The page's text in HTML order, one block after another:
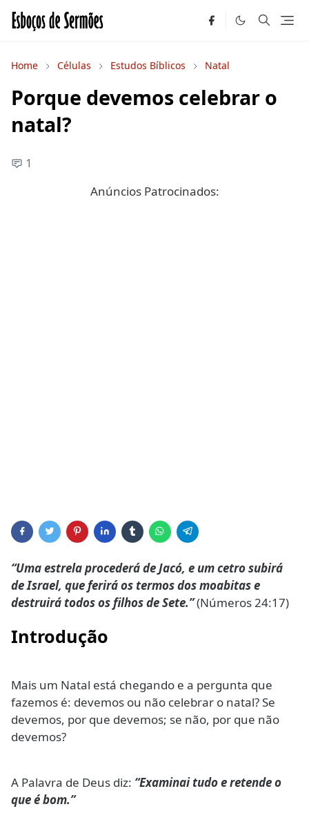
Home Células Estudos Bíblicos Natal
Porque devemos celebrar o
natal?
1
Anúncios Patrocinados:
“Uma estrela procederá de Jacó, e um cetro subirá
de Israel, que ferirá os termos dos moabitas e
destruirá todos os filhos de Sete.”(Números 24:17)
Introdução
Mais um Natal está chegando e a pergunta que
fazemos é: devemos ou não celebrar o natal? Se
devemos, por que devemos; se não, por que não
devemos?
A Palavra de Deus diz: “Examinai tudo e retende o
que é bom.”